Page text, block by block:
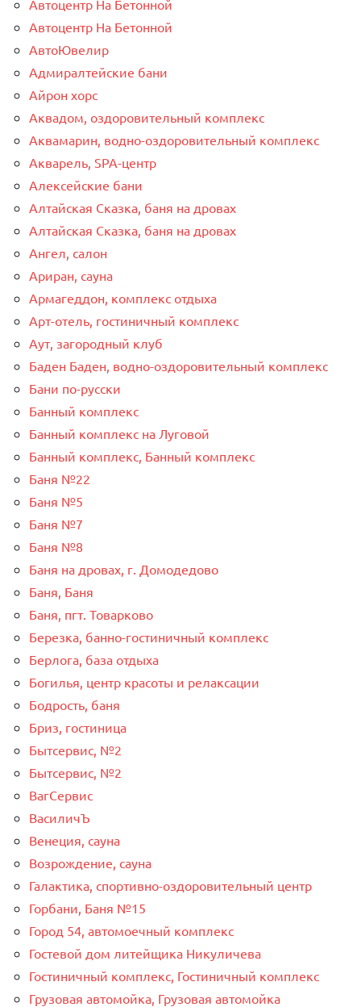
Автоцентр На Бетонной
Автоцентр На Бетонной
АвтоЮвелир
Адмиралтейские бани
Айрон хорс
Аквадом, оздоровительный комплекс
Аквамарин, водно-оздоровительный комплекс
Акварель, SPA-центр
Алексейские бани
Алтайская Сказка, баня на дровах
Алтайская Сказка, баня на дровах
Ангел, салон
Ариран, сауна
Армагеддон, комплекс отдыха
Арт-отель, гостиничный комплекс
Аут, загородный клуб
Баден Баден, водно-оздоровительный комплекс
Бани по-русски
Банный комплекс
Банный комплекс на Луговой
Банный комплекс, Банный комплекс
Баня №22
Баня №5
Баня №7
Баня №8
Баня на дровах, г. Домодедово
Баня, Баня
Баня, пгт. Товарково
Березка, банно-гостиничный комплекс
Берлога, база отдыха
Богилья, центр красоты и релаксации
Бодрость, баня
Бриз, гостиница
Бытсервис, №2
Бытсервис, №2
ВагСервис
ВасиличЪ
Венеция, сауна
Возрождение, сауна
Галактика, спортивно-оздоровительный центр
Горбани, Баня №15
Город 54, автомоечный комплекс
Гостевой дом литейщика Никуличева
Гостиничный комплекс, Гостиничный комплекс
Грузовая автомойка, Грузовая автомойка